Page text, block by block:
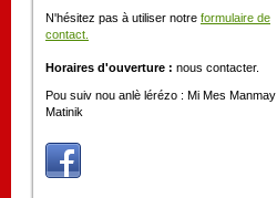
N'hésitez pas à utiliser notre formulaire de
contact.
Horaires d'ouverture : nous contacter.
Pou suiv nou anlè lérézo : Mi Mes Manmay
Matinik